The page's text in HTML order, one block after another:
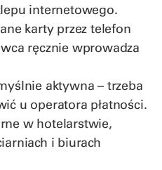
internetowego.
karty przez telefon
ręcznie wprowadza
aktywna – trzeba
u operatora płatności.
w hotelarstwie,
i biurach